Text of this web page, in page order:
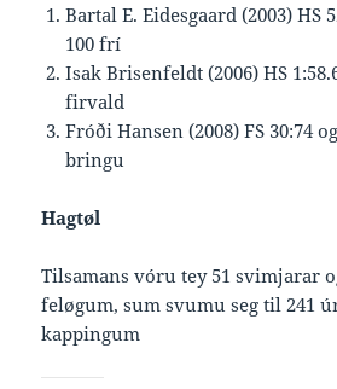
Bartal E. Eidesgaard (2003) HS
100 frí
Isak Brisenfeldt (2006) HS
firvald
Fróði Hansen (2008) FS 30:74
bringu
Hagtøl
Tilsamans vóru tey 51 svimjarar
feløgum, sum svumu seg til 241
kappingum